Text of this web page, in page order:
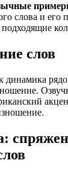
слова и
слов
динамика